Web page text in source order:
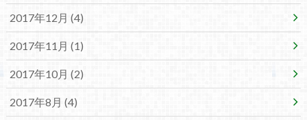
2017年12月 (4)
2017年11月 (1)
2017年10月 (2)
2017年8月 (4)